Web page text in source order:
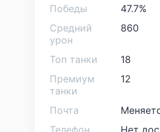
Победы
47.7%
Средний
урон
860
Топ танки
18
Премиум
танки
12
Почта
Телефон
Нет